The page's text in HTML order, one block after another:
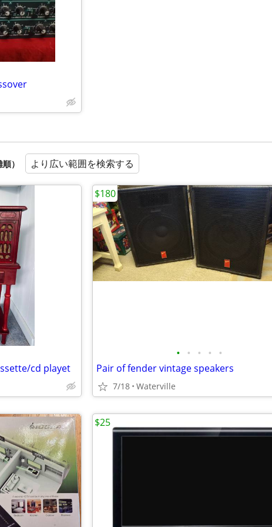
） より広い範囲を検索する
cd playet
• • • • •
Pair of fender vintage speakers
7/18 Waterville
$180
$25